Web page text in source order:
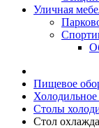
Уличная
Пищевое
Столы
Стол